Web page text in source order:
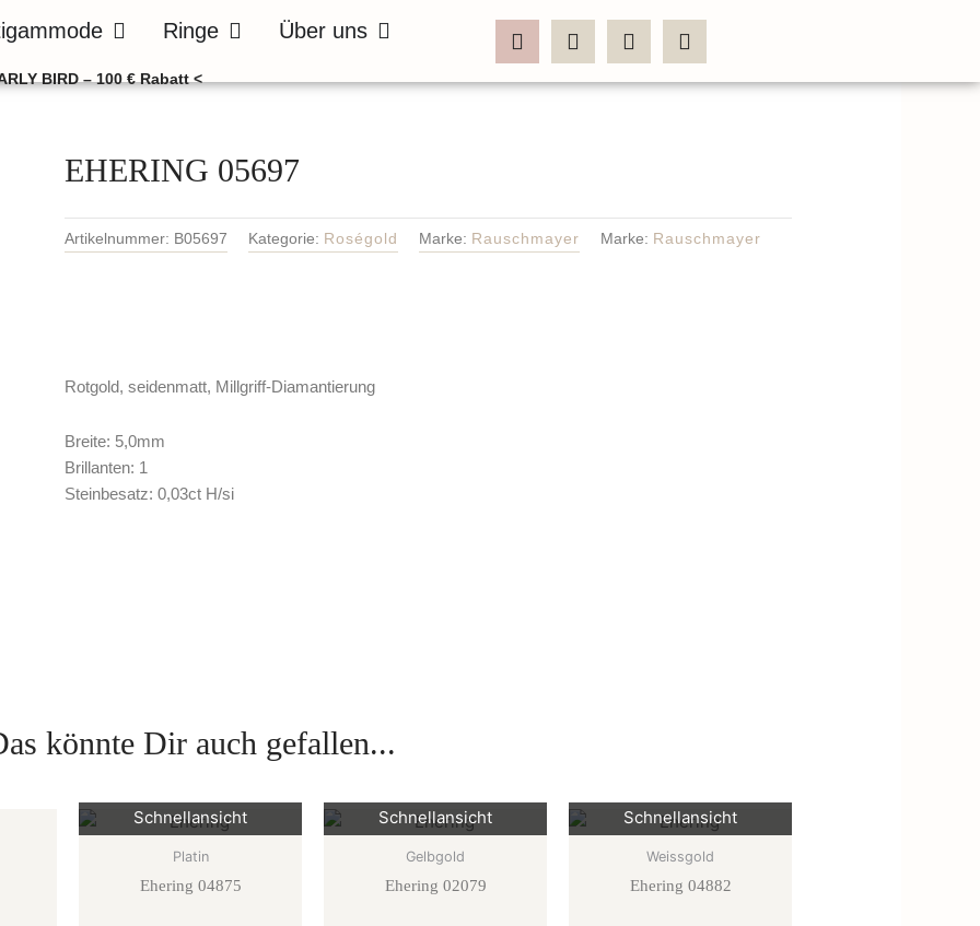
Öffne Bräutigammode
Ringe Öffne RingeÜber uns Öffne Über uns
BIRD – 100 € Rabatt <
EHERING 05697
Artikelnummer: B05697 Kategorie: Roségold Marke: Rauschmayer Marke: Rauschmayer
Rotgold, seidenmatt, Millgriff-Diamantierung
Breite: 5,0mm
Brillanten: 1
Steinbesatz: 0,03ct H/si
könnte Dir auch gefallen...
Schnellansicht
Platin
Ehering 04875
Schnellansicht
Gelbgold
Ehering 02079
Schnellansicht
Weissgold
Ehering 04882